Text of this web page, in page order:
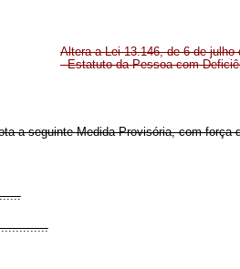
Altera aLei 13.146, de 6 de
- Estatuto da Pessoa com
a seguinte Medida Provisória, com força